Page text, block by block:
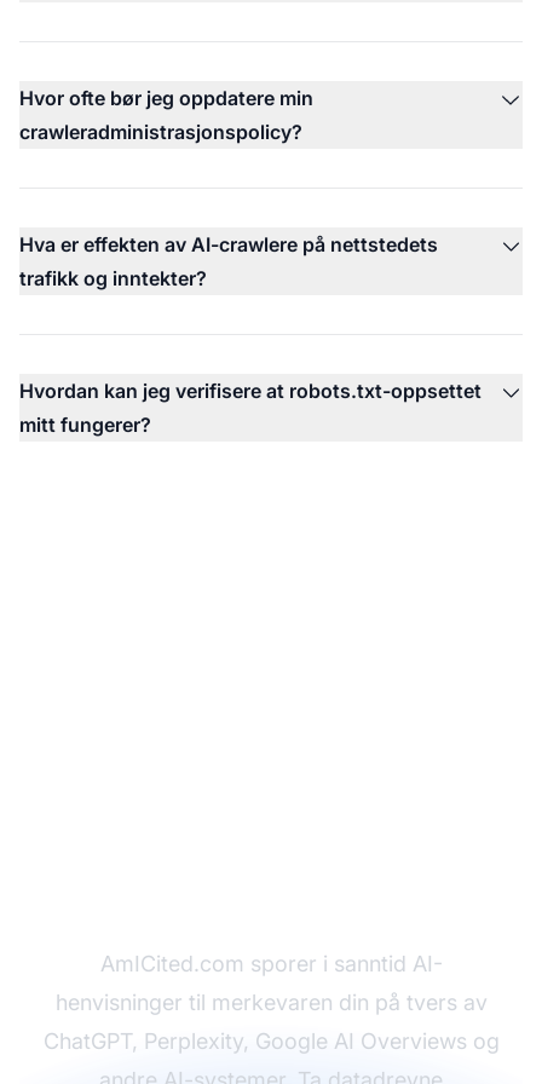
Hvor ofte bør jeg oppdatere min
crawleradministrasjonspolicy?
Hva er effekten av AI-crawlere på nettstedets
trafikk og inntekter?
Hvordan kan jeg verifisere at robots.txt-oppsettet
mitt fungerer?
AmICited.com sporer i sanntid AI-
henvisninger til merkevaren din på tvers av
ChatGPT, Perplexity, Google AI Overviews og